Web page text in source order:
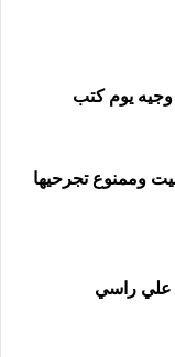
وجيه يوم كتب
وممنوع تجرحيها
علي راسي